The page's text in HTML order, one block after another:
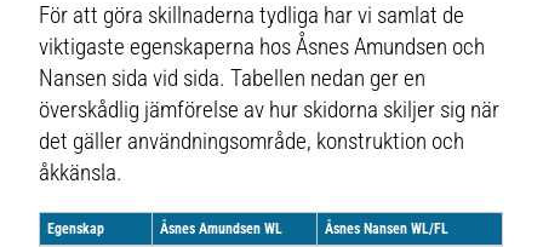
För att göra skillnaderna tydliga har vi samlat de
viktigaste egenskaperna hos Åsnes Amundsen och
Nansen sida vid sida. Tabellen nedan ger en
överskådlig jämförelse av hur skidorna skiljer sig när
det gäller användningsområde, konstruktion och
åkkänsla.
Egenskap Åsnes Amundsen WL
Åsnes Nansen WL/FL